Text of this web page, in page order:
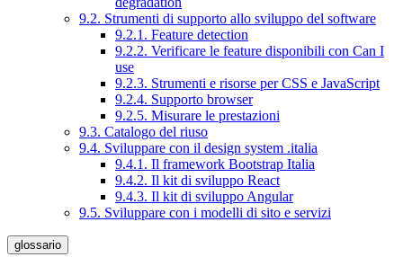
9.2. Strumenti di supporto allo sviluppo del software
9.2.1. Feature detection
9.2.2. Verificare le feature disponibili con Can I
use
9.2.3. Strumenti e risorse per CSS e JavaScript
9.2.4. Supporto browser
9.2.5. Misurare le prestazioni
9.3. Catalogo del riuso
9.4. Sviluppare con il design system .italia
9.4.1. Il framework Bootstrap Italia
9.4.2. Il kit di sviluppo React
9.4.3. Il kit di sviluppo Angular
9.5. Sviluppare con i modelli di sito e servizi
glossario